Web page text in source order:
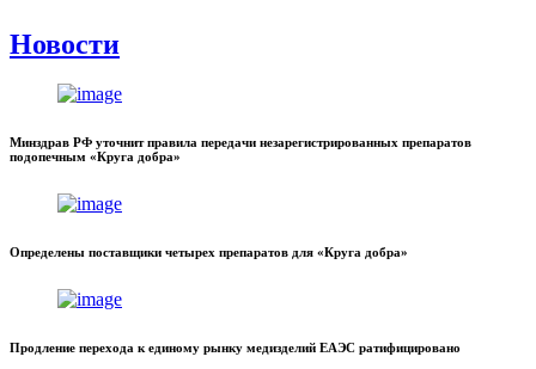
Новости
Минздрав РФ уточнит правила передачи незарегистрированных препаратов
подопечным «Круга добра»
Определены поставщики четырех препаратов для «Круга добра»
Продление перехода к единому рынку медизделий ЕАЭС ратифицировано